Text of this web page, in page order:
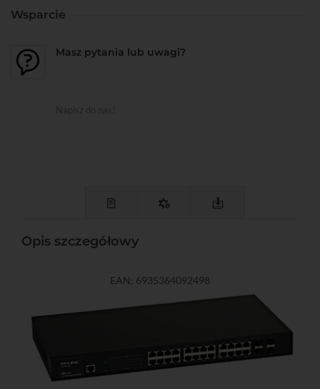
Wsparcie
Masz pytania lub uwagi?
Opis szczegółowy
EAN: 6935364092498